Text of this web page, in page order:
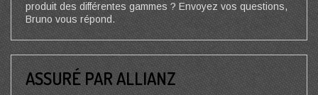
produit des différentes gammes ? Envoyez vos questions,
Bruno vous répond.
ASSURÉ PAR ALLIANZ